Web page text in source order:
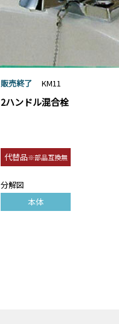
販売終了 KM11
2ハンドル混合栓
代替品※部品互換無
分解図
本体